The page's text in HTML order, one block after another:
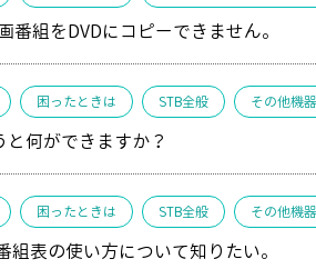
番組をDVDにコピーできません。
困ったときは STB全般 その他機
と何ができますか？
困ったときは STB全般 その他機
組表の使い方について知りたい。